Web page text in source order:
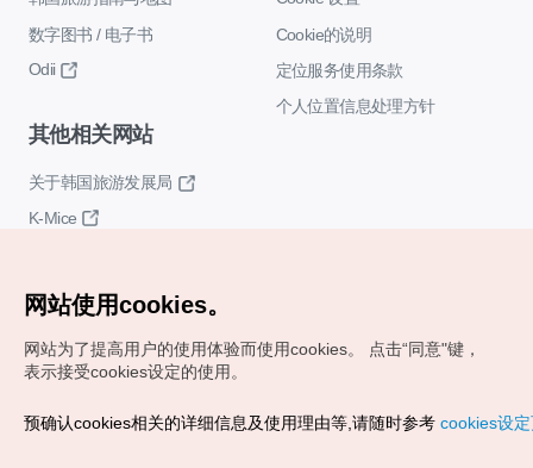
数字图书 / 电子书
Odii
Cookie的说明
定位服务使用条款
个人位置信息处理方针
其他相关网站
关于韩国旅游发展局
K-Mice
Copyrights (c) 韩国旅游发展局版权所有
网站使用cookies。
网站为了提高用户的使用体验而使用cookies。
点击“同意"键，
表示接受cookies设定的使用。
预确认cookies相关的详细信息及使用理由等,请随时参考 cookies设